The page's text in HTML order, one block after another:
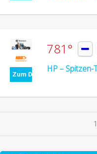
Zum Deal
781° 
HP –
1